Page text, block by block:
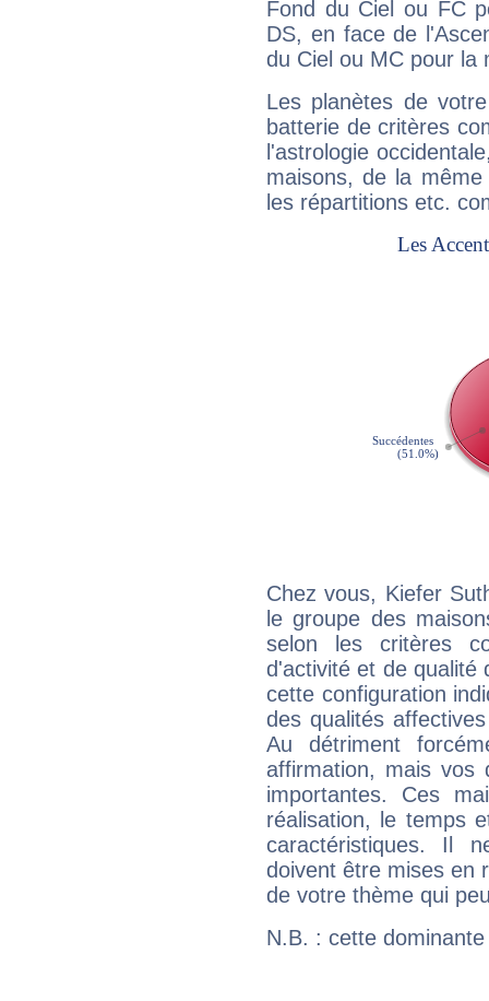
Fond du Ciel ou FC
DS, en face de
du Ciel ou MC pour la
Les planètes de
batterie de critères
l'astrologie
maisons, de la
les répartitions etc.
Chez vous, Kiefer
le groupe des
selon les critères
d'activité et de qualité
cette configuration
des qualités
Au détriment
affirmation, mais
importantes. Ces
réalisation, le temps
caractéristiques. Il
doivent être mises en
de votre thème qui
N.B. : cette